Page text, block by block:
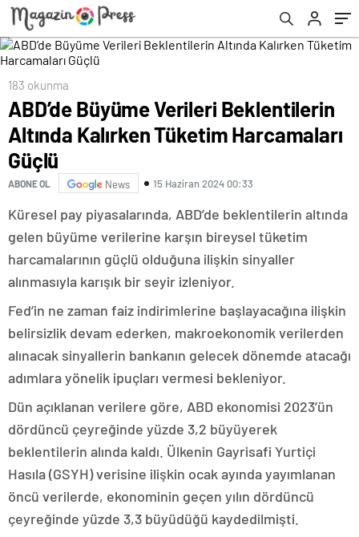
183 okunma
ABD’de Büyüme Verileri Beklentilerin
Altında Kalırken Tüketim Harcamaları
Güçlü
ABONE OL News 15 Haziran 2024 00:33
Küresel pay piyasalarında, ABD’de beklentilerin altında
gelen büyüme verilerine karşın bireysel tüketim
harcamalarının güçlü olduğuna ilişkin sinyaller
alınmasıyla karışık bir seyir izleniyor.
Fed’in ne zaman faiz indirimlerine başlayacağına ilişkin
belirsizlik devam ederken, makroekonomik verilerden
alınacak sinyallerin bankanın gelecek dönemde atacağı
adımlara yönelik ipuçları vermesi bekleniyor.
Dün açıklanan verilere göre, ABD ekonomisi 2023’ün
dördüncü çeyreğinde yüzde 3,2 büyüyerek
beklentilerin alında kaldı. Ülkenin Gayrisafi Yurtiçi
Hasıla (GSYH) verisine ilişkin ocak ayında yayımlanan
öncü verilerde, ekonominin geçen yılın dördüncü
çeyreğinde yüzde 3,3 büyüdüğü kaydedilmişti.